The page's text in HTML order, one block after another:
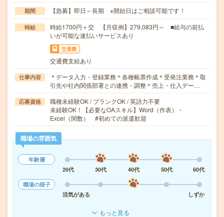
期間 【急募】即日～長期 ※開始日はご相談可能です！
時給
時給1700円＋交 【月収例】279,083円～ ■給与の前払
いが可能な速払いサービスあり
交通費
交通費支給あり
仕事内容
＊データ入力・登録業務＊各種帳票作成＊受発注業務＊取
引先や社内関係部署との連携・調整＊売上・仕入デー…
応募資格
職種未経験OK / ブランクOK / 英語力不要
未経験OK！【必要なOAスキル】Word（作表）・
Excel（関数） #初めての派遣歓迎
職場の雰囲気
年齢層
20代
30代 40代 50代
60代
職場の様子
活気がある
しずか
もっと見る